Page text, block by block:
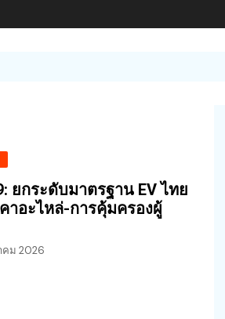
ยกระดับมาตรฐาน EV ไทย
อะไหล่-การคุ้มครองผู้
คม 2026